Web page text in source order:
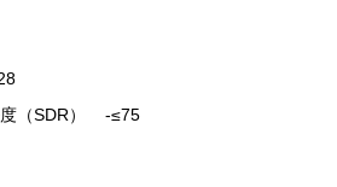
SDR） -≤75